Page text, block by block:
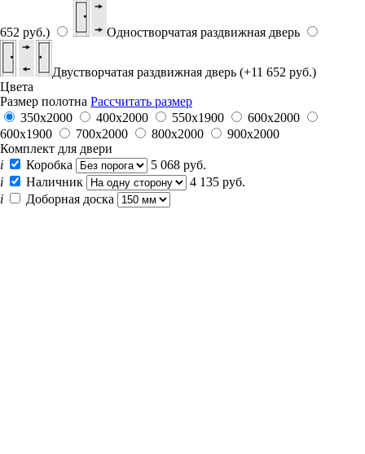
652 руб.) Одностворчатая раздвижная дверь
Двустворчатая раздвижная дверь (+11 652 руб.)
Цвета
Размер полотна Рассчитать размер
350х2000
400х2000 550х1900
600x2000
600х1900
700x2000 800x2000
900x2000
Комплект для двери
i
Коробка
5 068 руб.
i
Наличник
4 135 руб.
i
Доборная доска